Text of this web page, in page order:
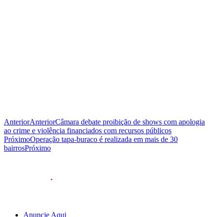
AnteriorAnteriorCâmara debate proibição de shows com apologia
ao crime e violência financiados com recursos públicos
PróximoOperação tapa-buraco é realizada em mais de 30
bairrosPróximo
Anuncie Aqui